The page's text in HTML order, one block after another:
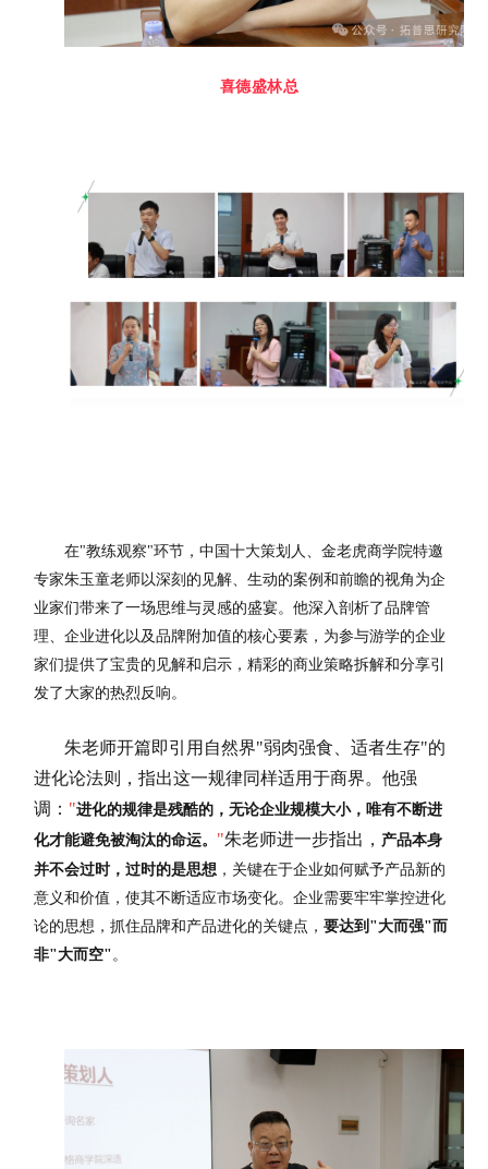
喜德盛林总
在"教练观察"环节，中国十大策划人、金老虎商学院特邀
专家朱玉童老师以深刻的见解、生动的案例和前瞻的视角为企
业家们带来了一场思维与灵感的盛宴。他深入剖析了品牌管
理、企业进化以及品牌附加值的核心要素，为参与游学的企业
家们提供了宝贵的见解和启示，精彩的商业策略拆解和分享引
发了大家的热烈反响。
朱老师开篇即引用自然界"弱肉强食、适者生存"的
进化论法则，指出这一规律同样适用于商界。他强
调： "进化的规律是残酷的，无论企业规模大小，唯有不断进
化才能避免被淘汰的命运。 "朱老师进一步指出， 产品本身
并不会过时，过时的是思想 ，关键在于企业如何赋予产品新的
意义和价值，使其不断适应市场变化。企业需要牢牢掌控进化
论的思想，抓住品牌和产品进化的关键点，要达到"大而强"而
非"大而空" 。